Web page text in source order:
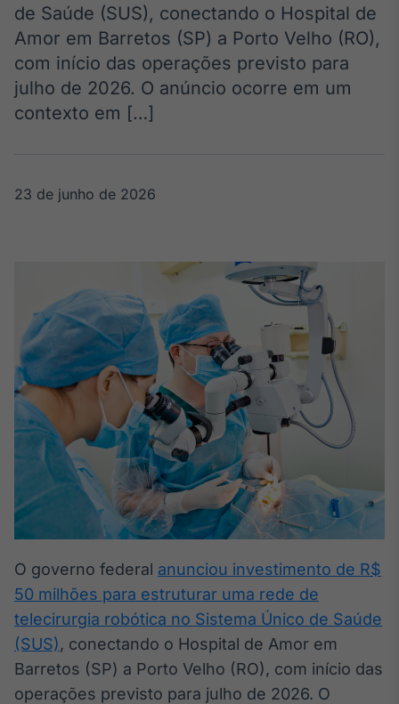
Broadcast
Político
Os bastidores da
Broadcast
White Label
Plataforma para
conteúdos
personalizados
Soluções de Dados
e Conteúdos
Broadcast
OTC
Plataforma para
negociação de
ativos
APIs para
integração de
conteúdos e
dados
de Saúde (SUS), conectando o Hospital de
Amor em Barretos (SP) a Porto Velho (RO),
com início das operações previsto para
julho de 2026. O anúncio ocorre em um
contexto em […]
23 de junho de 2026
O governo federal anunciou investimento de R$
50 milhões para estruturar uma rede de
telecirurgia robótica no Sistema Único de Saúde
(SUS), conectando o Hospital de Amor em
Barretos (SP) a Porto Velho (RO), com início das
operações previsto para julho de 2026. O